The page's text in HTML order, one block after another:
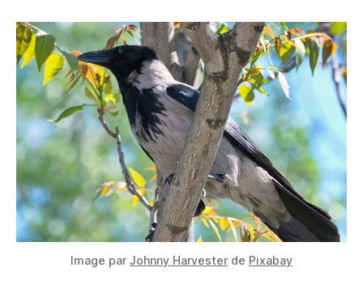
Image par Johnny Harvester de Pixabay